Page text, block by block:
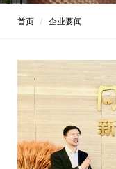
首页 企业要闻